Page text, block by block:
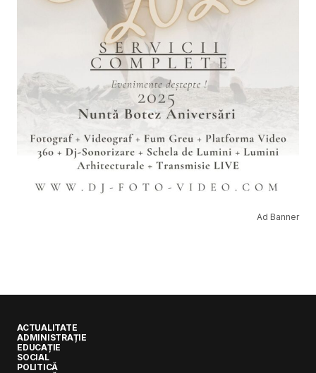
Ad Banner
ACTUALITATE
ADMINISTRAȚIE
EDUCAȚIE
SOCIAL
POLITICĂ